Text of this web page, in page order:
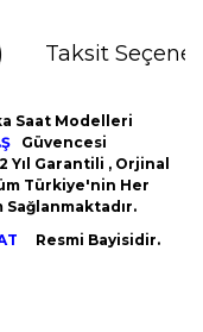
Taksit
Saat Modelleri
Güvencesi
Yıl Garantili , Orjinal
Türkiye'nin Her
Resmi Bayisidir.